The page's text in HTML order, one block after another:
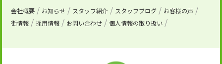
会社概要 お知らせ スタッフ紹介 スタッフブログ
お客様の声
街情報
採用情報 お問い合わせ 個人情報の取り扱い